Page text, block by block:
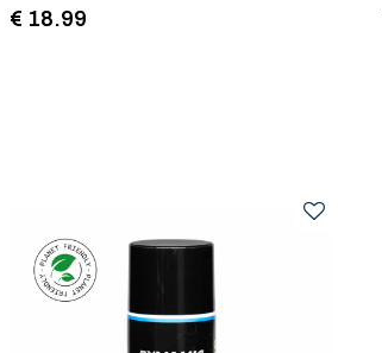
€ 18.99